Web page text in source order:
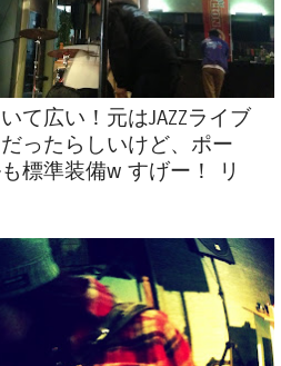
て広い！元はJAZZライブ
ったらしいけど、ポー
標準装備w すげー！ リ